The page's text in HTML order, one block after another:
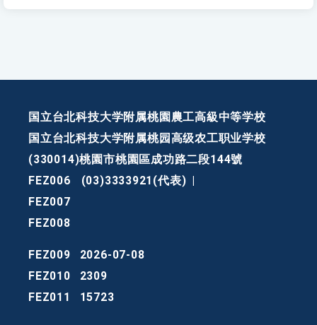
国立台北科技大学附属桃園農工高級中等学校
国立台北科技大学附属桃园高级农工职业学校
(330014)桃園市桃園區成功路二段144號
FEZ006
(03)3333921(代表)
FEZ007
FEZ008
FEZ009
2026-07-08
FEZ010
2309
FEZ011
15723